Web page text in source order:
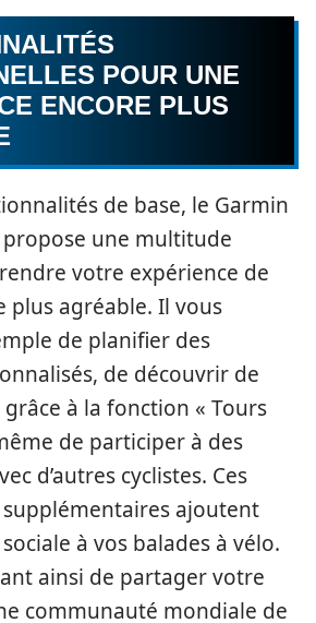
POUR UNE
ENCORE PLUS
de base, le Garmin
propose une multitude
votre expérience de
plus agréable. Il vous
de planifier des
de découvrir de
à la fonction « Tours
de participer à des
d’autres cyclistes. Ces
ajoutent
à vos balades à vélo.
ainsi de partager votre
communauté mondiale de